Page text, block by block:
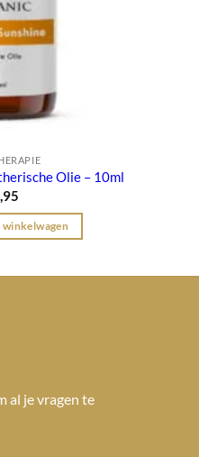
Olie – 10ml
winkelwagen
al je vragen te